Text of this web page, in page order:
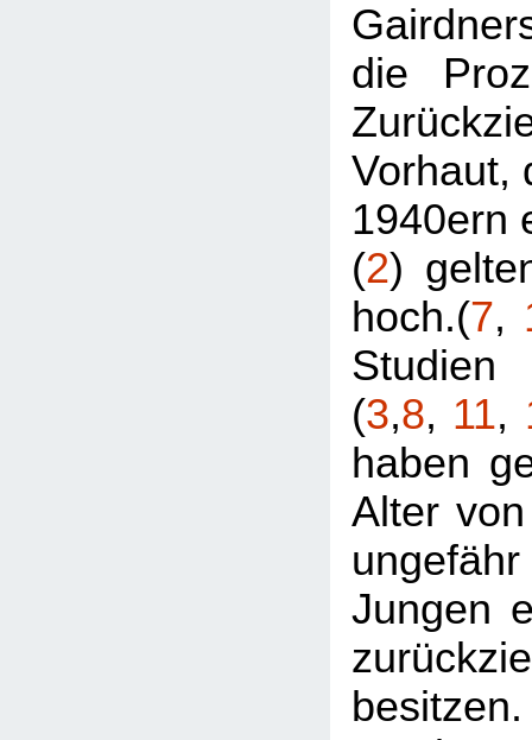
die
Vorhaut,
1940ern
(2)
hoch.(7,
Studien
(3,8, 11,
haben
Alter
Jungen